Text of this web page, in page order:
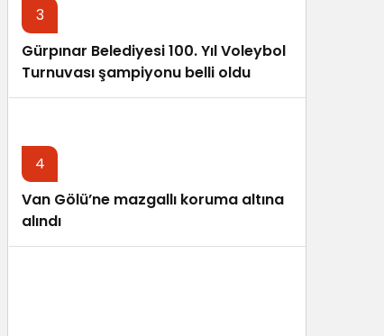
3
Gürpınar Belediyesi 100. Yıl Voleybol
Turnuvası şampiyonu belli oldu
4
Van Gölü’ne mazgallı koruma altına
alındı